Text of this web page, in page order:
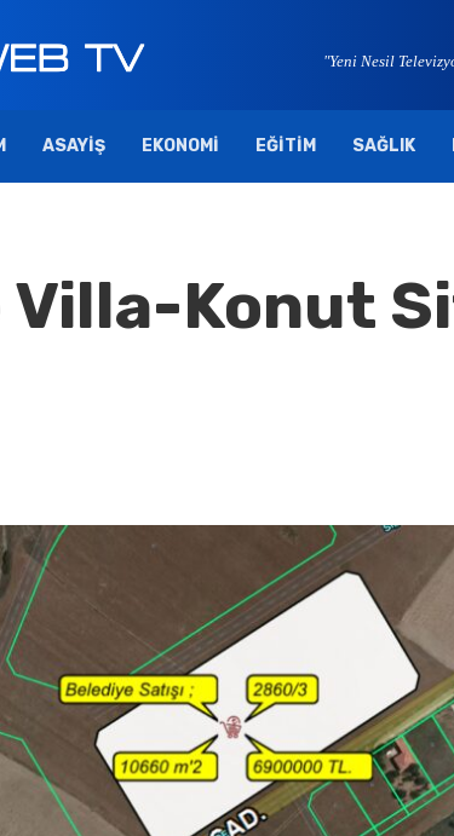
"Yeni Nesil
ASAYIŞ EKONOMI EĞITIM SAĞLIK
Konut